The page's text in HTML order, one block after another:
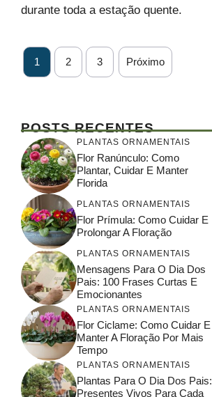
durante toda a estação quente.
1 2 3 Próximo
POSTS RECENTES
PLANTAS ORNAMENTAIS
Flor Ranúnculo: Como
Plantar, Cuidar E Manter
Florida
PLANTAS ORNAMENTAIS
Flor Prímula: Como Cuidar E
Prolongar A Floração
PLANTAS ORNAMENTAIS
Mensagens Para O Dia Dos
Pais: 100 Frases Curtas E
Emocionantes
PLANTAS ORNAMENTAIS
Flor Ciclame: Como Cuidar E
Manter A Floração Por Mais
Tempo
PLANTAS ORNAMENTAIS
Plantas Para O Dia Dos Pais:
Presentes Vivos Para Cada